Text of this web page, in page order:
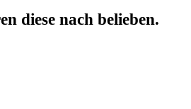
diese nach belieben.